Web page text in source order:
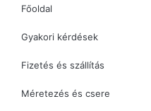
o
m
Főoldal
Gyakori kérdések
Fizetés és szállítás
Méretezés és csere